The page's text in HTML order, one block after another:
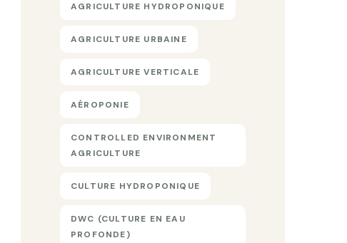
AGRICULTURE HYDROPONIQUE
AGRICULTURE URBAINE
AGRICULTURE VERTICALE
AÉROPONIE
CONTROLLED ENVIRONMENT
AGRICULTURE
CULTURE HYDROPONIQUE
DWC (CULTURE EN EAU
PROFONDE)